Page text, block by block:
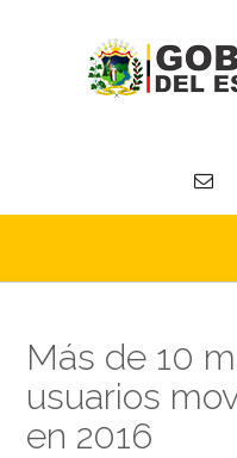
Más de 10
usuarios
en 2016